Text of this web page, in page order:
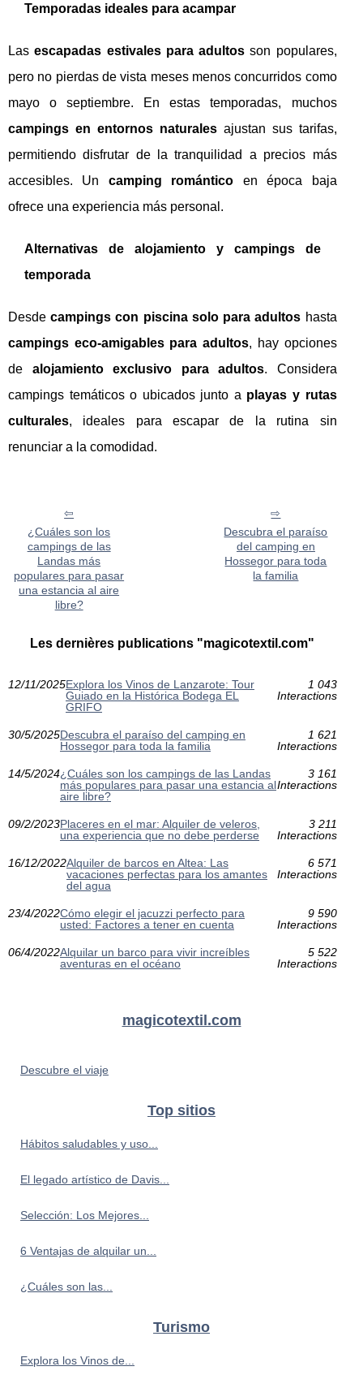
Temporadas ideales para acampar
Lasescapadas estivales para adultos son populares,
pero no pierdas de vista meses menos concurridos como
mayo o septiembre. En estas temporadas, muchos
campings en entornos naturalesajustan sus tarifas,
permitiendo disfrutar de la tranquilidad a precios más
accesibles. Un camping romántico en época baja
ofrece una experiencia más personal.
Alternativas de alojamiento y campings de
temporada
Desdecampings con piscina solo para adultos hasta
campings eco-amigables para adultos, hay opciones
de alojamiento exclusivo para adultos. Considera
campings temáticos o ubicados junto a playas y rutas
culturales, ideales para escapar de la rutina sin
renunciar a la comodidad.
¿Cuáles son los
campings de las
Landas más
populares para pasar
una estancia al aire
libre?
Descubra el paraíso
del camping en
Hossegor para toda
la familia
Les dernières publications "magicotextil.com"
12/11/2025Explora los Vinos de Lanzarote: Tour
Guiado en la Histórica Bodega EL
GRIFO
1 043
Interactions
30/5/2025Descubra el paraíso del camping en
Hossegor para toda la familia
1 621
Interactions
14/5/2024¿Cuáles son los campings de las Landas
más populares para pasar una estancia al
aire libre?
3 161
Interactions
09/2/2023Placeres en el mar: Alquiler de veleros,
una experiencia que no debe perderse
3 211
Interactions
16/12/2022Alquiler de barcos en Altea: Las
vacaciones perfectas para los amantes
del agua
6 571
Interactions
23/4/2022Cómo elegir el jacuzzi perfecto para
usted: Factores a tener en cuenta
9 590
Interactions
06/4/2022Alquilar un barco para vivir increíbles
aventuras en el océano
5 522
Interactions
magicotextil.com
Descubre el viaje
Top sitios
Hábitos saludables y uso...
El legado artístico de Davis...
Selección: Los Mejores...
6 Ventajas de alquilar un...
¿Cuáles son las...
Turismo
Explora los Vinos de...